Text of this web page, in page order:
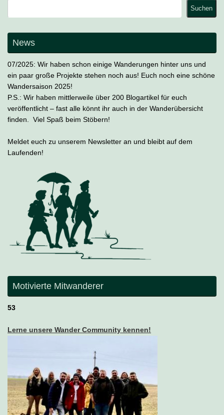
Suchen
News
07/2025: Wir haben schon einige Wanderungen hinter uns und
ein paar große Projekte stehen noch aus! Euch noch eine schöne
Wandersaison 2025!
P.S.: Wir haben mittlerweile über 200 Blogartikel für euch
veröffentlicht – fast alle könnt ihr auch in der Wanderübersicht
finden. Viel Spaß beim Stöbern!
Meldet euch zu unserem Newsletter an und bleibt auf dem
Laufenden!
Motivierte Mitwanderer
53
Lerne unsere Wander Community kennen!